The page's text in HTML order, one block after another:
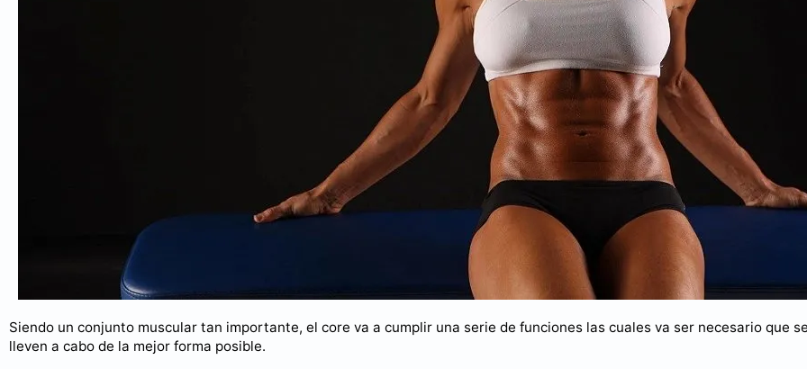
Siendo un conjunto muscular tan importante, el core va a cumplir una serie de funciones las cuales va ser necesario que
lleven a cabo de la mejor forma posible.